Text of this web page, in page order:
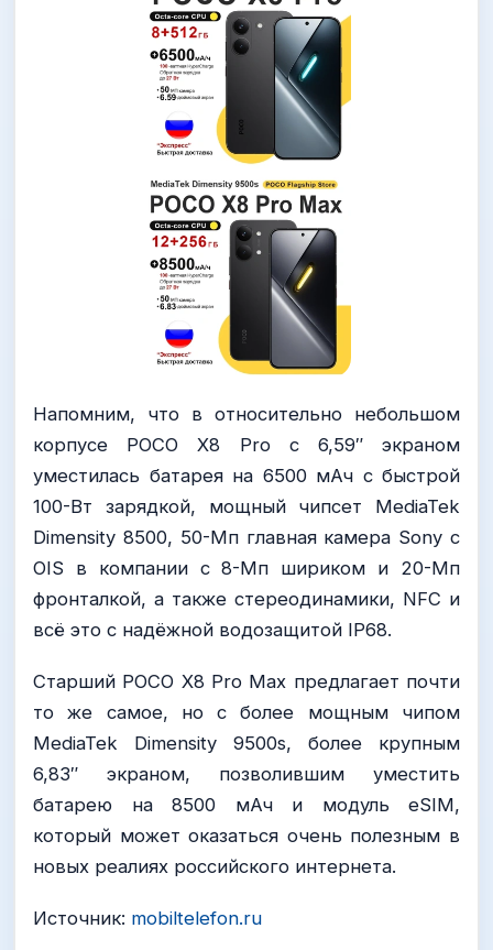
Напомним, что в относительно небольшом
корпусе POCO X8 Pro с 6,59″ экраном
уместилась батарея на 6500 мАч с быстрой
100-Вт зарядкой, мощный чипсет MediaTek
Dimensity 8500, 50-Мп главная камера Sony с
OIS в компании с 8-Мп шириком и 20-Мп
фронталкой, а также стереодинамики, NFC и
всё это с надёжной водозащитой IP68.
Старший POCO X8 Pro Max предлагает почти
то же самое, но с более мощным чипом
MediaTek Dimensity 9500s, более крупным
6,83″ экраном, позволившим уместить
батарею на 8500 мАч и модуль eSIM,
который может оказаться очень полезным в
новых реалиях российского интернета.
Источник: mobiltelefon.ru